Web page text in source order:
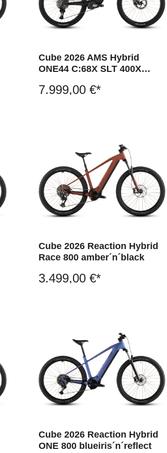
Cube 2026 AMS Hybrid
ONE44 C:68X SLT 400X
7.999,00 €*
Cube 2026 Reaction Hybrid
Race 800 amber´n´black
3.499,00 €*
Cube 2026 Reaction Hybrid
ONE 800 blueiris´n´reflect